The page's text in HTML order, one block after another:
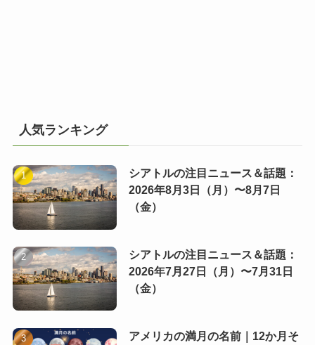
人気ランキング
シアトルの注目ニュース＆話題：
2026年8月3日（月）〜8月7日
（金）
シアトルの注目ニュース＆話題：
2026年7月27日（月）〜7月31日
（金）
アメリカの満月の名前｜12か月そ